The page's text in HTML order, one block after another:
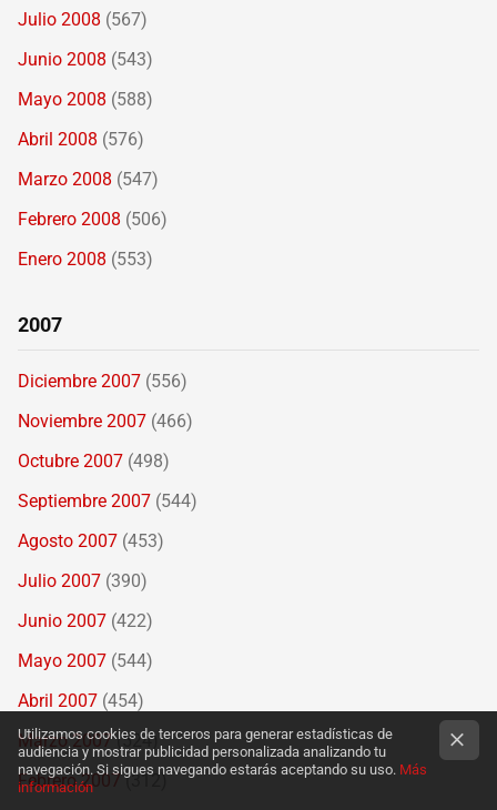
Julio 2008 (567)
Junio 2008 (543)
Mayo 2008 (588)
Abril 2008 (576)
Marzo 2008 (547)
Febrero 2008 (506)
Enero 2008 (553)
2007
Diciembre 2007 (556)
Noviembre 2007 (466)
Octubre 2007 (498)
Septiembre 2007 (544)
Agosto 2007 (453)
Julio 2007 (390)
Junio 2007 (422)
Mayo 2007 (544)
Abril 2007 (454)
Marzo 2007(524)
Febrero 2007(312)
Utilizamos cookies de terceros para generar estadísticas de
audiencia y mostrar publicidad personalizada analizando tu
navegación. Si sigues navegando estarás aceptando su uso. Más
información